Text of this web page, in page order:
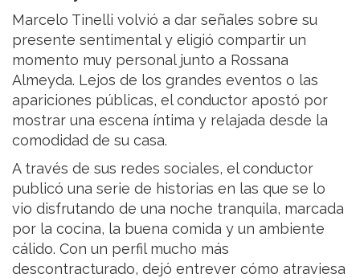
Marcelo Tinelli volvió a dar señales sobre su
presente sentimental y eligió compartir un
momento muy personal junto a Rossana
Almeyda. Lejos de los grandes eventos o las
apariciones públicas, el conductor apostó por
mostrar una escena íntima y relajada desde la
comodidad de su casa.
A través de sus redes sociales, el conductor
publicó una serie de historias en las que se lo
vio disfrutando de una noche tranquila, marcada
por la cocina, la buena comida y un ambiente
cálido. Con un perfil mucho más
descontracturado, dejó entrever cómo atraviesa